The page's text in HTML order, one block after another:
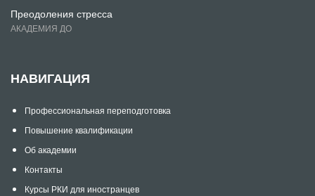
Преодоления стресса
АКАДЕМИЯ ДО
НАВИГАЦИЯ
Профессиональная переподготовка
Повышение квалификации
Об академии
Контакты
Курсы РКИ для иностранцев